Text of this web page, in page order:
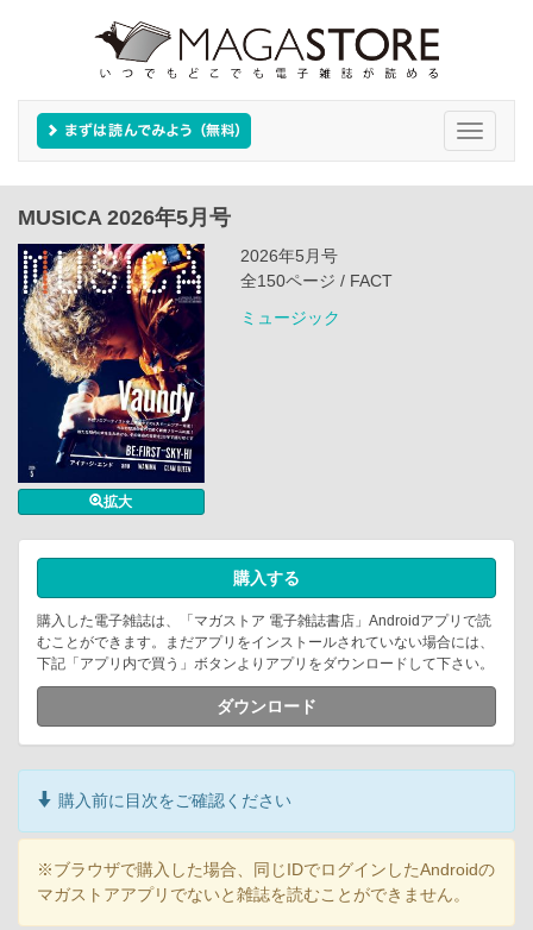
Toggle
MUSICA 2026年5月号
拡大
2026年5月号
全150ページ / FACT
ミュージック
購入する
購入した電子雑誌は、「マガストア 電子雑誌書店」Androidアプリで読
むことができます。まだアプリをインストールされていない場合には、
下記「アプリ内で買う」ボタンよりアプリをダウンロードして下さい。
ダウンロード
購入前に目次をご確認ください
※ブラウザで購入した場合、同じIDでログインしたAndroidの
マガストアアプリでないと雑誌を読むことができません。